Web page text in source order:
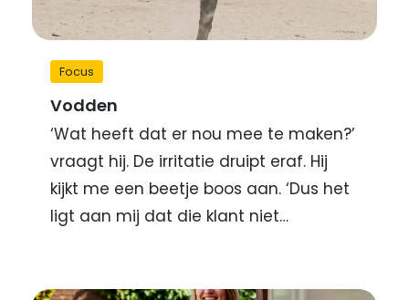
Focus
Vodden
‘Wat heeft dat er nou mee te maken?’
vraagt hij. De irritatie druipt eraf. Hij
kijkt me een beetje boos aan. ‘Dus het
ligt aan mij dat die klant niet…